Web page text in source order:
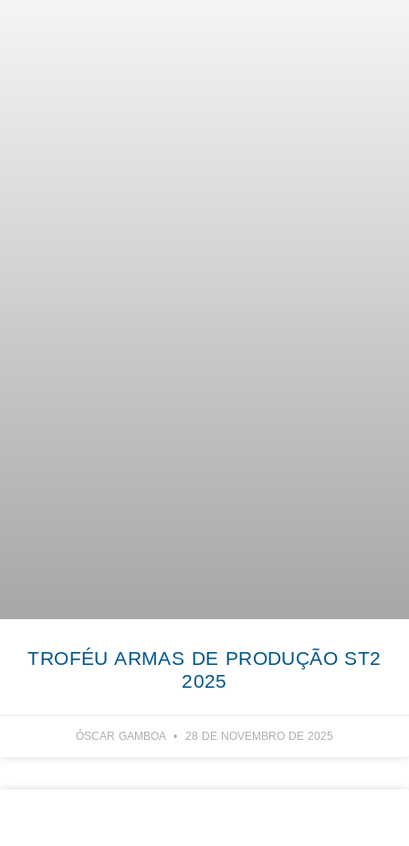
TROFÉU ARMAS DE PRODUÇÃO ST2
2025
ÓSCAR GAMBOA 28 DE NOVEMBRO DE 2025